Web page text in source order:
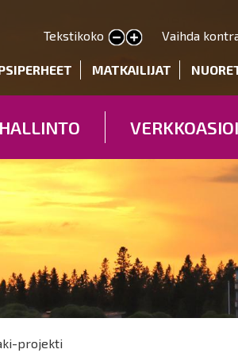
pääsisältöön
Tekstikoko
Pienennä tekstin kokoa
Suurenna tekstin kokoa Vaihda
MATKAILIJAT
HALLINTO
projekti